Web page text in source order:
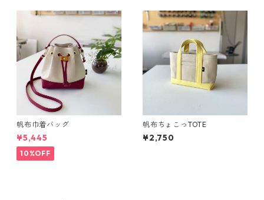
帆布巾着バッグ
¥5,445
10%OFF
帆布ちょこっTOTE
¥2,750